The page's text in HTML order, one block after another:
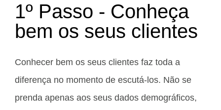
1º Passo - Conheça
bem os seus clientes
Conhecer bem os seus clientes faz toda a
diferença no momento de escutá-los. Não se
prenda apenas aos seus dados demográficos,